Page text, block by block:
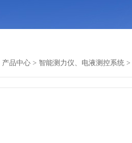
产品中心 > 智能测力仪、电液测控系统 >